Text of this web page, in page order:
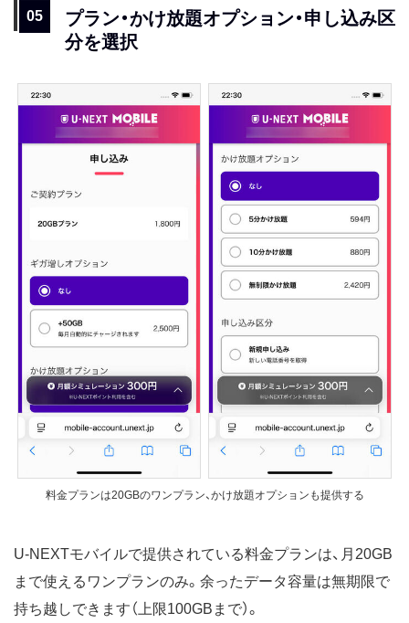
プラン・かけ放題オプション・申し込み区
分を選択
料金プランは20GBのワンプラン、かけ放題オプションも提供する
U-NEXTモバイルで提供されている料金プランは、月20GB
まで使えるワンプランのみ。余ったデータ容量は無期限で
持ち越しできます（上限100GBまで）。